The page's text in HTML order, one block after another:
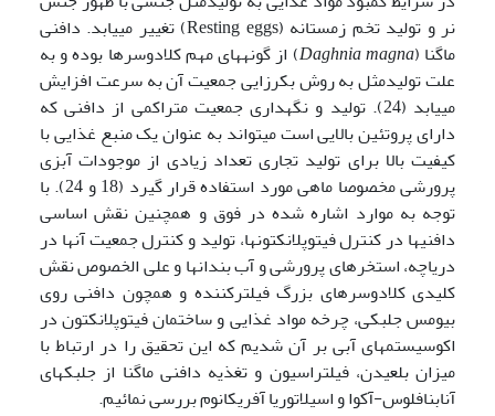
نر و تولید تخم زمستانه (Resting eggs) تغییر می­یابد. دافنی
ماگنا (Daghnia magna) از گونه­های مهم کلادوسرها بوده و به
علت تولیدمثل به روش بکرزایی جمعیت آن به سرعت افزایش
می­یابد (24). تولید و نگهداری جمعیت متراکمی از دافنی که
دارای پروتئین بالایی است می­تواند به عنوان یک منبع غذایی با
کیفیت بالا برای تولید تجاری تعداد زیادی از موجودات آبزی
پرورشی مخصوصا ماهی مورد استفاده قرار گیرد (18 و 24). با
توجه به موارد اشاره شده در فوق و همچنین نقش اساسی
دافنی­ها در کنترل فیتوپلانکتونها، تولید و کنترل جمعیت آنها در
دریاچه، استخرهای پرورشی و آب بندانها و علی الخصوص نقش
کلیدی کلادوسرهای بزرگ فیلترکننده و همچون دافنی روی
بیومس جلبکی، چرخه مواد غذایی و ساختمان فیتوپلانکتون در
اکوسیستم­های آبی بر آن شدیم که این تحقیق را در ارتباط با
میزان بلعیدن، فیلتراسیون و تغذیه دافنی ماگنا از جلبکهای
آنابنافلوس-آکوا و اسیلاتوریا آفریکانوم بررسی نمائیم.